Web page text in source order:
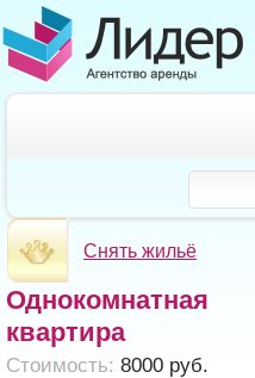
Снять жильё
Однокомнатная
квартира
Cтоимость: 8000 руб.